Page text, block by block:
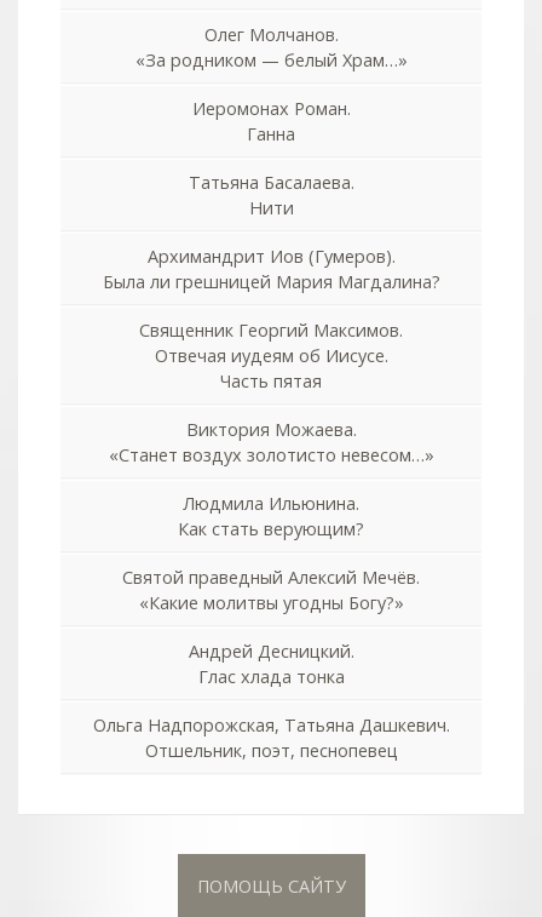
Олег Молчанов.
«За родником — белый Храм…»
Иеромонах Роман.
Ганна
Татьяна Басалаева.
Нити
Архимандрит Иов (Гумеров).
Была ли грешницей Мария Магдалина?
Священник Георгий Максимов.
Отвечая иудеям об Иисусе.
Часть пятая
Виктория Можаева.
«Станет воздух золотисто невесом…»
Людмила Ильюнина.
Как стать верующим?
Святой праведный Алексий Мечёв.
«Какие молитвы угодны Богу?»
Андрей Десницкий.
Глас хлада тонка
Ольга Надпорожская, Татьяна Дашкевич.
Отшельник, поэт, песнопевец
ПОМОЩЬ САЙТУ